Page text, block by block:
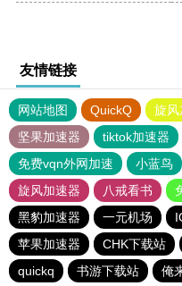
友情链接
网站地图 QuickQ 旋风
坚果加速器
tiktok加速器
免费vqn外网加速
小蓝鸟
旋风加速器
八戒看书
黑豹加速器
一元机场
苹果加速器
CHK下载站
quickq
书游下载站 俺